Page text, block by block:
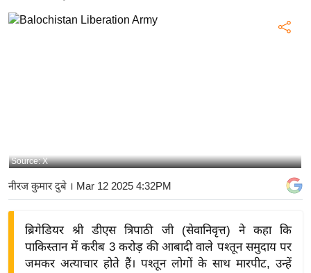
ष्ट्री
बि
ने
द्यो
Source: X
नीरज कुमार दुबे । Mar 12 2025 4:32PM
ब्रिगेडियर श्री डीएस त्रिपाठी जी (सेवानिवृत्त) ने कहा कि
पाकिस्तान में करीब 3 करोड़ की आबादी वाले पश्तून समुदाय पर
जमकर अत्याचार होते हैं। पश्तून लोगों के साथ मारपीट, उन्हें